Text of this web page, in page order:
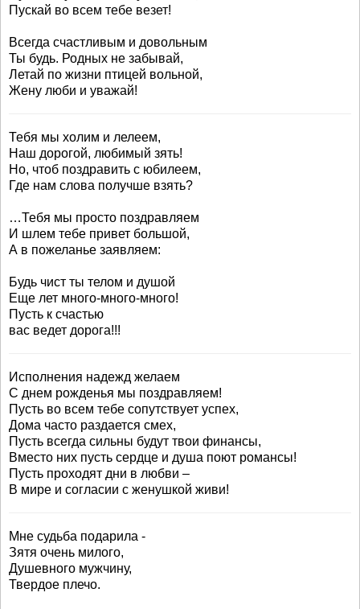
Пускай во всем тебе везет!
Всегда счастливым и довольным
Ты будь. Родных не забывай,
Летай по жизни птицей вольной,
Жену люби и уважай!
Тебя мы холим и лелеем,
Наш дорогой, любимый зять!
Но, чтоб поздравить с юбилеем,
Где нам слова получше взять?
…Тебя мы просто поздравляем
И шлем тебе привет большой,
А в пожеланье заявляем:
Будь чист ты телом и душой
Еще лет много-много-много!
Пусть к счастью
вас ведет дорога!!!
Исполнения надежд желаем
С днем рожденья мы поздравляем!
Пусть во всем тебе сопутствует успех,
Дома часто раздается смех,
Пусть всегда сильны будут твои финансы,
Вместо них пусть сердце и душа поют романсы!
Пусть проходят дни в любви –
В мире и согласии с женушкой живи!
Мне судьба подарила -
Зятя очень милого,
Душевного мужчину,
Твердое плечо.